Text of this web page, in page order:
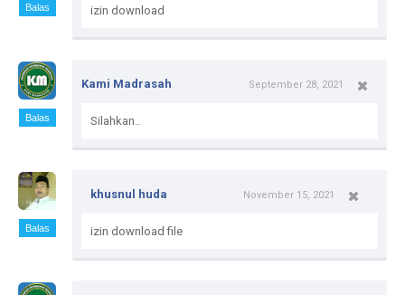
Balas izin download
Balas
Kami Madrasah September 28, 2021
Silahkan..
Balas
khusnul huda November 15, 2021
izin download file